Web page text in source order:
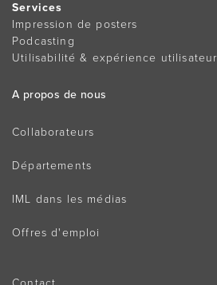
Services
Impression de posters
Podcasting
Utilisabilité & expérience utilisateur
A propos de nous
Collaborateurs
Départements
IML dans les médias
Offres d'emploi